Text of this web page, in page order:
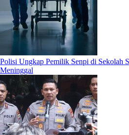
Polisi Ungkap Pemilik Senpi di Sekolah
Meninggal